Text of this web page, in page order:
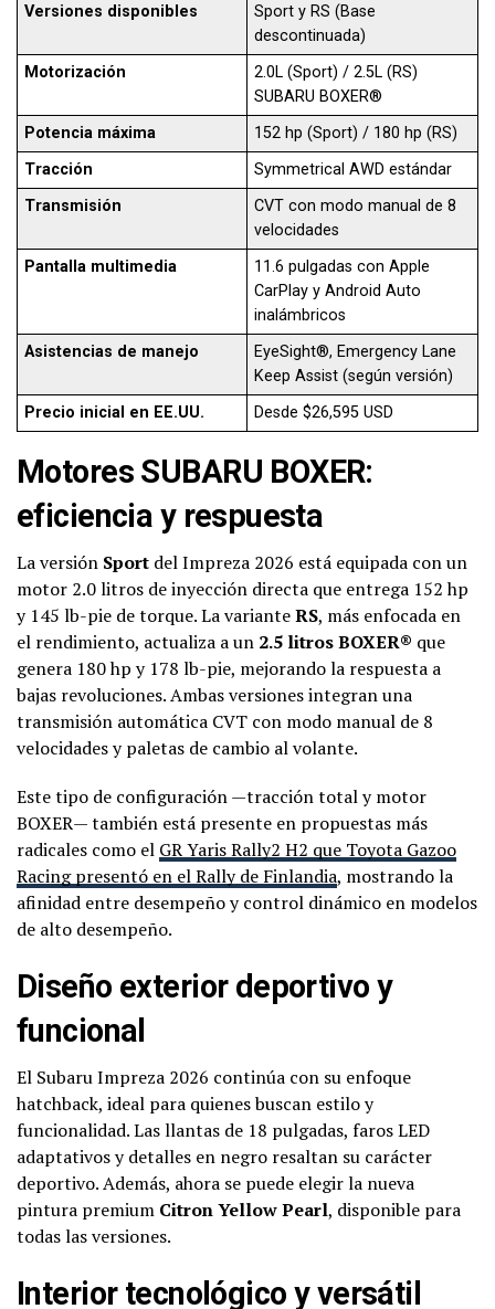
Versiones disponibles
Sport y RS (Base
descontinuada)
Motorización
2.0L (Sport) / 2.5L (RS)
SUBARU BOXER®
Potencia máxima
152 hp (Sport) / 180 hp (RS)
Tracción
Symmetrical AWD estándar
Transmisión
CVT con modo manual de 8
velocidades
Pantalla multimedia
11.6 pulgadas con Apple
CarPlay y Android Auto
inalámbricos
Asistencias de manejo
EyeSight®, Emergency Lane
Keep Assist (según versión)
Precio inicial en EE.UU.
Desde $26,595 USD
Motores SUBARU BOXER:
eficiencia y respuesta
La versión Sport del Impreza 2026 está equipada con un
motor 2.0 litros de inyección directa que entrega 152 hp
y 145 lb-pie de torque. La varianteRS, más enfocada en
el rendimiento, actualiza a un 2.5 litros BOXER® que
genera 180 hp y 178 lb-pie, mejorando la respuesta a
bajas revoluciones. Ambas versiones integran una
transmisión automática CVT con modo manual de 8
velocidades y paletas de cambio al volante.
Este tipo de configuración —tracción total y motor
BOXER— también está presente en propuestas más
radicales como el GR Yaris Rally2 H2 que Toyota Gazoo
Racing presentó en el Rally de Finlandia, mostrando la
afinidad entre desempeño y control dinámico en modelos
de alto desempeño.
Diseño exterior deportivo y
funcional
El Subaru Impreza 2026 continúa con su enfoque
hatchback, ideal para quienes buscan estilo y
funcionalidad. Las llantas de 18 pulgadas, faros LED
adaptativos y detalles en negro resaltan su carácter
deportivo. Además, ahora se puede elegir la nueva
pintura premium Citron Yellow Pearl, disponible para
todas las versiones.
Interior tecnológico y versátil